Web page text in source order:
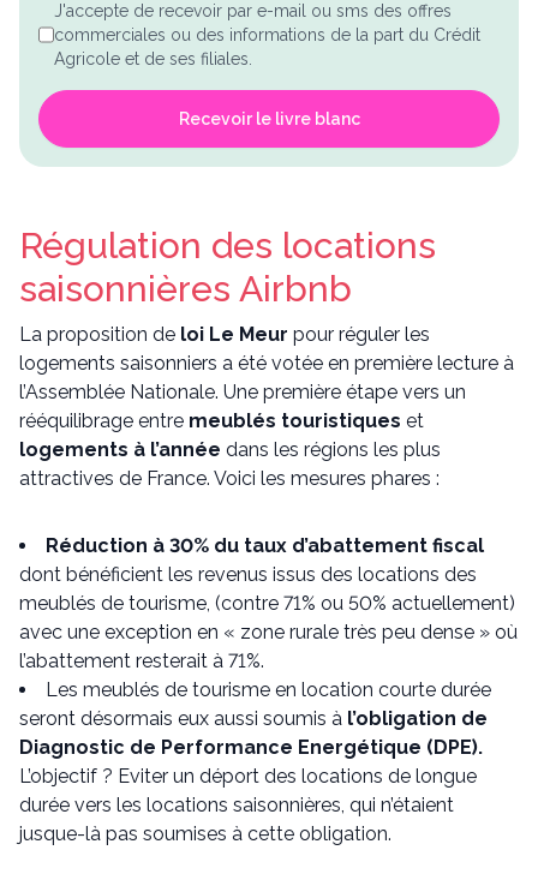
J'accepte de recevoir par e-mail ou sms des offres
commerciales ou des informations de la part du Crédit
Agricole et de ses filiales.
Recevoir le livre blanc
Régulation des locations
saisonnières Airbnb
La proposition de loi Le Meur pour réguler les
logements saisonniers a été votée en première lecture à
l’Assemblée Nationale. Une première étape vers un
rééquilibrage entre meublés touristiques et
logements à l’année dans les régions les plus
attractives de France. Voici les mesures phares :
Réduction à 30% du taux d’abattement fiscal
dont bénéficient les revenus issus des locations des
meublés de tourisme, (contre 71% ou 50% actuellement)
avec une exception en « zone rurale très peu dense » où
l’abattement resterait à 71%.
Les meublés de tourisme en location courte durée
seront désormais eux aussi soumis à l’obligation de
Diagnostic de Performance Energétique (DPE).
L’objectif ? Eviter un déport des locations de longue
durée vers les locations saisonnières, qui n’étaient
jusque-là pas soumises à cette obligation.